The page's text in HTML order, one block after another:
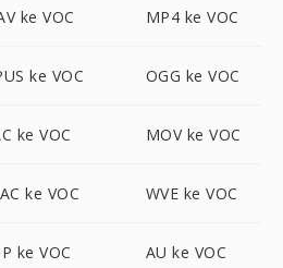
ke VOC MP4 ke VOC
ke VOC OGG ke VOC
ke VOC MOV ke VOC
ke VOC WVE ke VOC
ke VOC AU ke VOC